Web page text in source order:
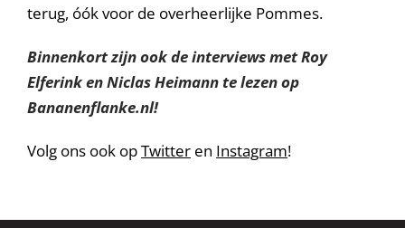
terug, óók voor de overheerlijke Pommes.
Binnenkort zijn ook de interviews met Roy
Elferink en Niclas Heimann te lezen op
Bananenflanke.nl!
Volg ons ook opTwitter en Instagram!